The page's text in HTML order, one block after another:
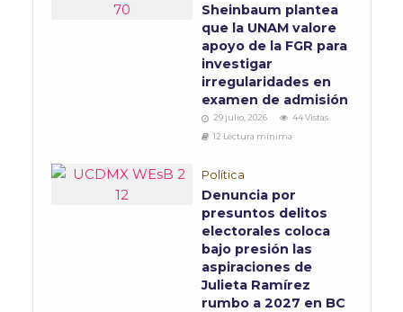
Sheinbaum plantea
que la UNAM valore
apoyo de la FGR para
investigar
irregularidades en
examen de admisión
29 julio, 2026
44 Vistas
12 Lectura mínima
Política
Denuncia por
presuntos delitos
electorales coloca
bajo presión las
aspiraciones de
Julieta Ramírez
rumbo a 2027 en BC